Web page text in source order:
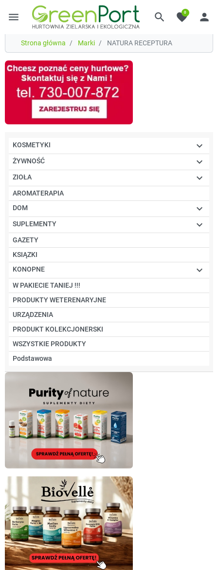
menu search favorite
0 person
Strona główna Marki NATURA RECEPTURA
KOSMETYKI 
ŻYWNOŚĆ 
ZIOŁA 
AROMATERAPIA
DOM

SUPLEMENTY 
GAZETY
KSIĄZKI
KONOPNE

W PAKIECIE TANIEJ !!!
PRODUKTY WETERENARYJNE
URZĄDZENIA
PRODUKT KOLEKCJONERSKI
WSZYSTKIE PRODUKTY
Podstawowa